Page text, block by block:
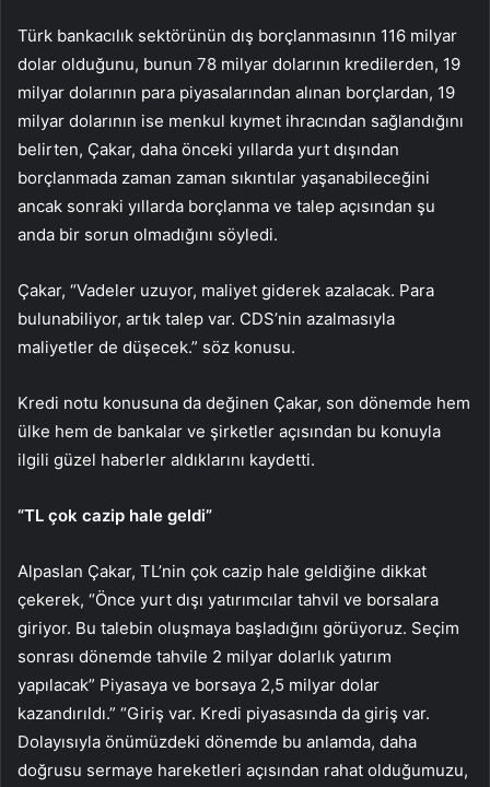
Türk bankacılık sektörünün dış borçlanmasının 116 milyar
dolar olduğunu, bunun 78 milyar dolarının kredilerden, 19
milyar dolarının para piyasalarından alınan borçlardan, 19
milyar dolarının ise menkul kıymet ihracından sağlandığını
belirten, Çakar, daha önceki yıllarda yurt dışından
borçlanmada zaman zaman sıkıntılar yaşanabileceğini
ancak sonraki yıllarda borçlanma ve talep açısından şu
anda bir sorun olmadığını söyledi.
Çakar, “Vadeler uzuyor, maliyet giderek azalacak. Para
bulunabiliyor, artık talep var. CDS’nin azalmasıyla
maliyetler de düşecek.” söz konusu.
Kredi notu konusuna da değinen Çakar, son dönemde hem
ülke hem de bankalar ve şirketler açısından bu konuyla
ilgili güzel haberler aldıklarını kaydetti.
“TL çok cazip hale geldi”
Alpaslan Çakar, TL’nin çok cazip hale geldiğine dikkat
çekerek, “Önce yurt dışı yatırımcılar tahvil ve borsalara
giriyor. Bu talebin oluşmaya başladığını görüyoruz. Seçim
sonrası dönemde tahvile 2 milyar dolarlık yatırım
yapılacak” Piyasaya ve borsaya 2,5 milyar dolar
kazandırıldı.” “Giriş var. Kredi piyasasında da giriş var.
Dolayısıyla önümüzdeki dönemde bu anlamda, daha
doğrusu sermaye hareketleri açısından rahat olduğumuzu,